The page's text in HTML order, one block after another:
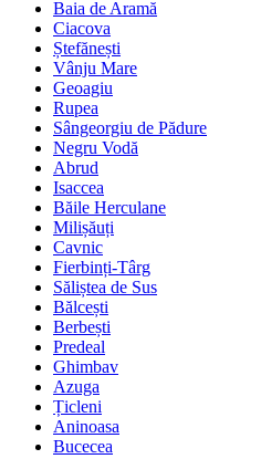
Baia de Aramă
Ciacova
Ștefănești
Vânju Mare
Geoagiu
Rupea
Sângeorgiu de Pădure
Negru Vodă
Abrud
Isaccea
Băile Herculane
Milișăuți
Cavnic
Fierbinți-Târg
Săliștea de Sus
Bălcești
Berbești
Predeal
Ghimbav
Azuga
Țicleni
Aninoasa
Bucecea